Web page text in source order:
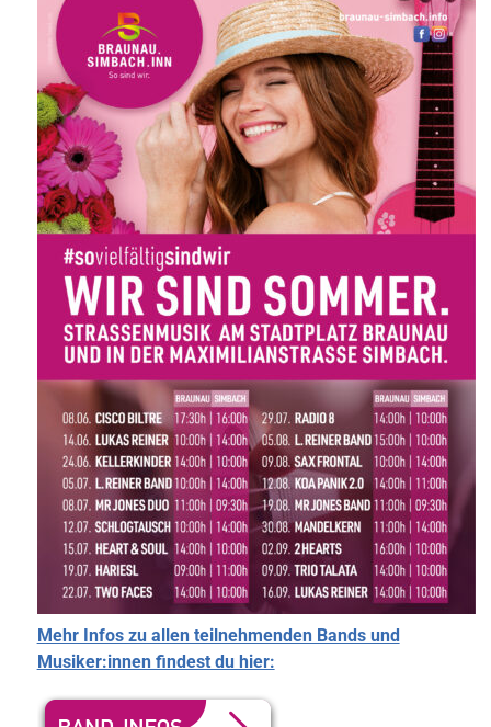
Mehr Infos zu allen teilnehmenden Bands und
Musiker:innen findest du hier: